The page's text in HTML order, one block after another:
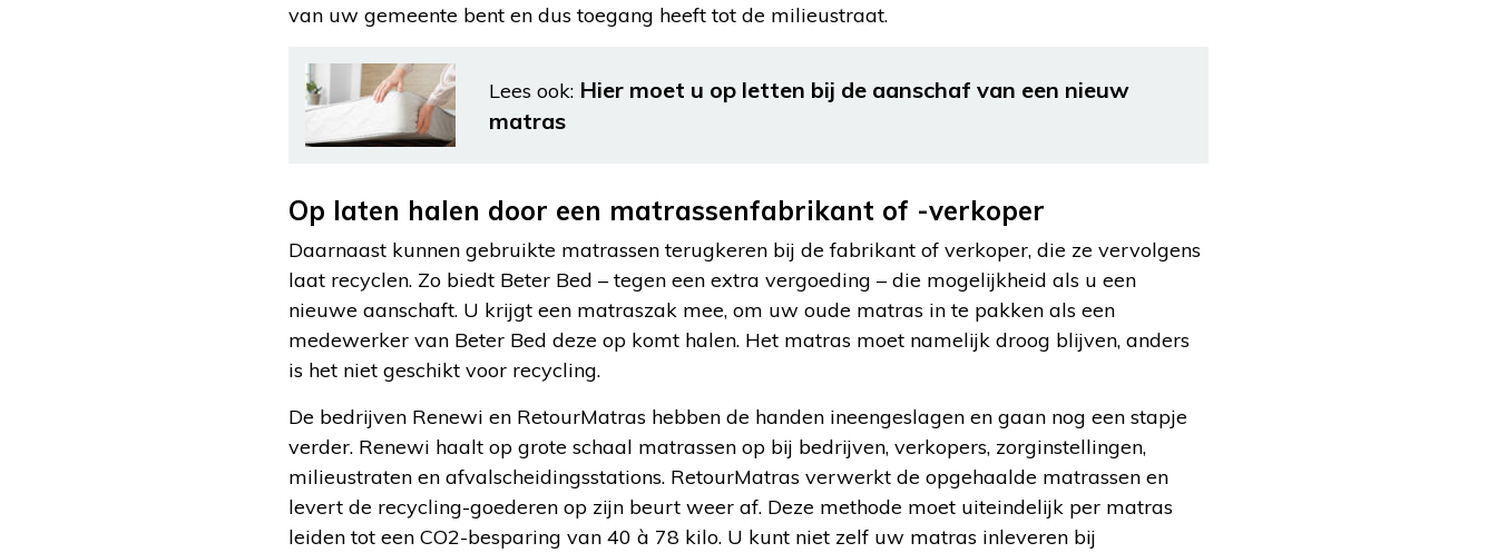
van uw gemeente bent en dus toegang heeft tot de milieustraat.
Lees ook: Hier moet u op letten bij de aanschaf van een nieuw
matras
Op laten halen door een matrassenfabrikant of -verkoper
Daarnaast kunnen gebruikte matrassen terugkeren bij de fabrikant of verkoper, die ze vervolgens
laat recyclen. Zo biedt Beter Bed – tegen een extra vergoeding – die mogelijkheid als u een
nieuwe aanschaft. U krijgt een matraszak mee, om uw oude matras in te pakken als een
medewerker van Beter Bed deze op komt halen. Het matras moet namelijk droog blijven, anders
is het niet geschikt voor recycling.
De bedrijven Renewi en RetourMatras hebben de handen ineengeslagen en gaan nog een stapje
verder. Renewi haalt op grote schaal matrassen op bij bedrijven, verkopers, zorginstellingen,
milieustraten en afvalscheidingsstations. RetourMatras verwerkt de opgehaalde matrassen en
levert de recycling-goederen op zijn beurt weer af. Deze methode moet uiteindelijk per matras
leiden tot een CO2-besparing van 40 à 78 kilo. U kunt niet zelf uw matras inleveren bij